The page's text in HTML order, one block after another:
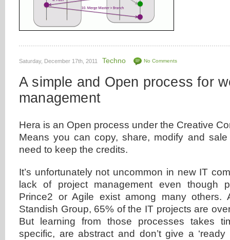
Saturday, December 17th, 2011 Techno No Comments
A simple and Open process for
management
Hera is an Open process under the Creative
Means you can copy, share, modify and
need to keep the credits.
It’s unfortunately not uncommon in new IT
lack of project management even though
Prince2 or Agile exist among many others.
Standish Group, 65% of the IT projects are
But learning from those processes takes
specific, are abstract and don’t give a ‘ready